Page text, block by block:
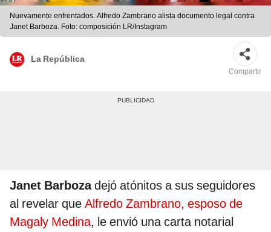
Nuevamente enfrentados. Alfredo Zambrano alista documento legal contra
Janet Barboza. Foto: composición LR/Instagram
La República
Compartir
Janet Barbozadejó atónitos a sus seguidores
al revelar que Alfredo Zambrano, esposo de
Magaly Medina, le envió una carta notarial